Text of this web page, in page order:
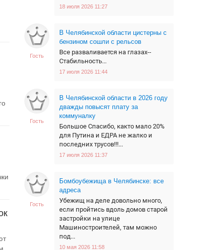
18 июля 2026 11:27
Гость
В Челябинской области цистерны с
бензином сошли с рельсов
Все разваливается на глазах--
Стабильность...
17 июля 2026 11:44
Гость
В Челябинской области в 2026 году
дважды повысят плату за
коммуналку
Большое Спасибо, както мало 20%
для Путина и ЕДРА не жалко и
последних трусов!!!...
17 июля 2026 11:37
Гость
Бомбоубежища в Челябинске: все
адреса
Убежищ на деле довольно много,
если пройтись вдоль домов старой
застройки на улице
Машиностроителей, там можно
под...
10 мая 2026 11:58